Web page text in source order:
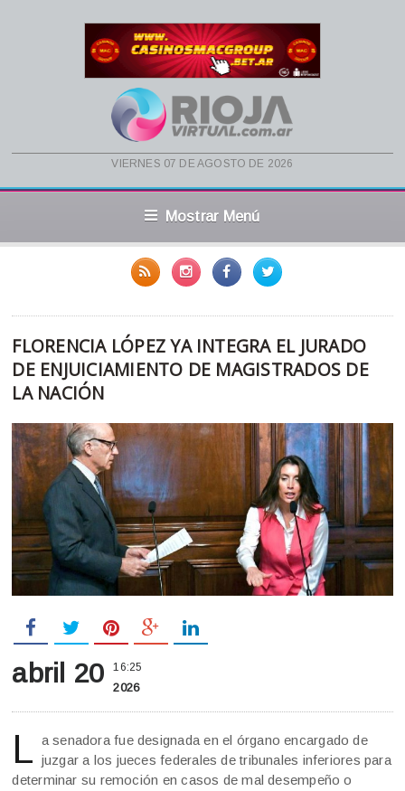
viernes 07 de agosto de 2026
Mostrar Menú
FLORENCIA LÓPEZ YA INTEGRA EL JURADO
DE ENJUICIAMIENTO DE MAGISTRADOS DE
LA NACIÓN
abril 20 16:25
2026
L a senadora fue designada en el órgano encargado de
juzgar a los jueces federales de tribunales inferiores para
determinar su remoción en casos de mal desempeño o